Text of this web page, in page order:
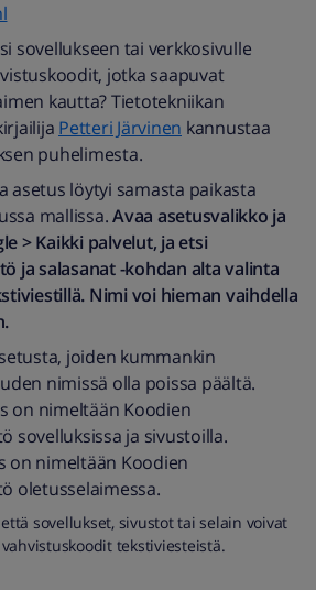
sovellukseen tai verkkosivulle
jotka saapuvat
kautta? Tietotekniikan
Petteri Järvinen kannustaa
puhelimesta.
asetus löytyi samasta paikasta
mallissa.Avaa asetusvalikko ja
> Kaikki palvelut, ja etsi
ja salasanat -kohdan alta valinta
Nimi voi hieman vaihdella
joiden kummankin
nimissä olla poissa päältä.
on nimeltään Koodien
sovelluksissa ja sivustoilla.
on nimeltään Koodien
oletusselaimessa.
sovellukset, sivustot tai selain voivat
tekstiviesteistä.